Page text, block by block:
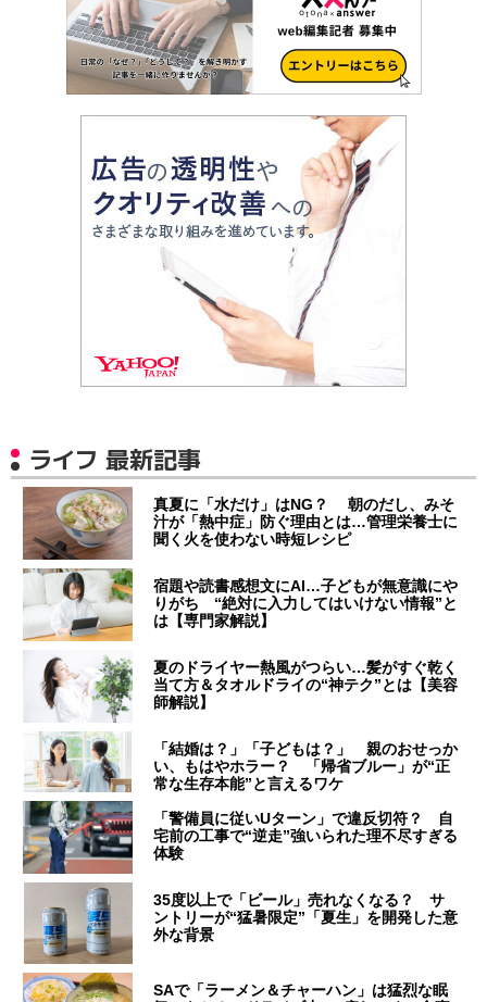
ライフ 最新記事
真夏に「水だけ」はNG？ 朝のだし、みそ
汁が「熱中症」防ぐ理由とは…管理栄養士に
聞く火を使わない時短レシピ
宿題や読書感想文にAI…子どもが無意識にや
りがち “絶対に入力してはいけない情報”と
は【専門家解説】
夏のドライヤー熱風がつらい…髪がすぐ乾く
当て方＆タオルドライの“神テク”とは【美容
師解説】
「結婚は？」「子どもは？」 親のおせっか
い、もはやホラー？ 「帰省ブルー」が“正
常な生存本能”と言えるワケ
「警備員に従いUターン」で違反切符？ 自
宅前の工事で“逆走”強いられた理不尽すぎる
体験
35度以上で「ビール」売れなくなる？ サ
ントリーが“猛暑限定”「夏生」を開発した意
外な背景
SAで「ラーメン＆チャーハン」は猛烈な眠